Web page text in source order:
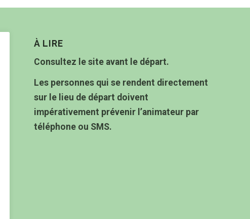
À LIRE
Consultez le site avant le départ.
Les personnes qui se rendent directement
sur le lieu de départ doivent
impérativement prévenir l’animateur par
téléphone ou SMS.